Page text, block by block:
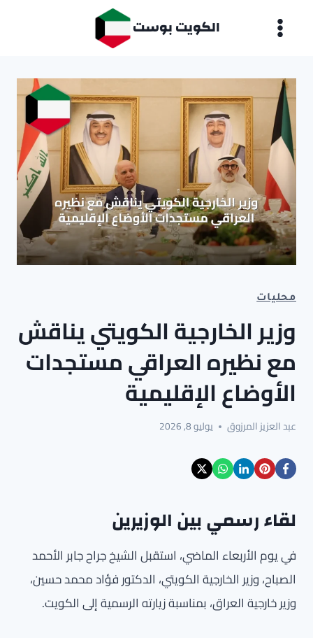
الكويت بوست
محليات
وزير الخارجية الكويتي يناقش
مع نظيره العراقي مستجدات
الأوضاع الإقليمية
عبد العزيز المرزوق يوليو 8, 2026
لقاء رسمي بين الوزيرين
في يوم الأربعاء الماضي، استقبل الشيخ جراح جابر الأحمد
الصباح، وزير الخارجية الكويتي، الدكتور فؤاد محمد حسين،
وزير خارجية العراق، بمناسبة زيارته الرسمية إلى الكويت.